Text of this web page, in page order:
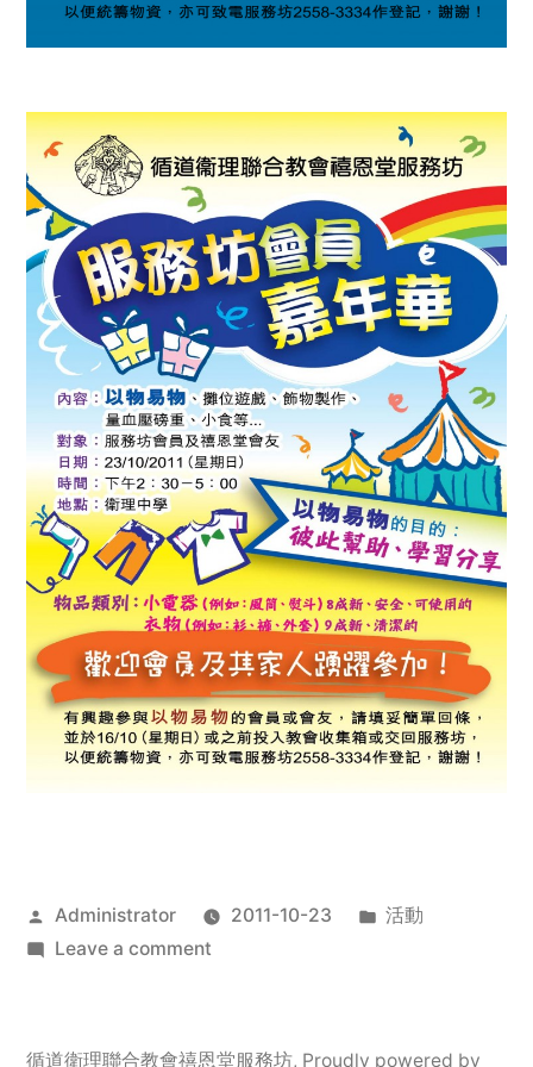
Posted
by
Administrator 2011-10-23
Posted
活動
Leave a commenton
服
循道衛理聯合教會禧恩堂服務坊, Proudly powered by